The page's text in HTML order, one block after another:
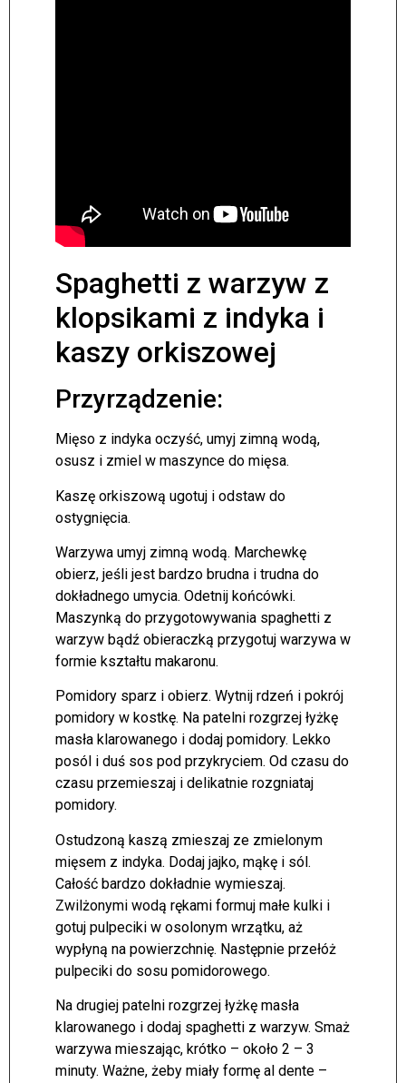
Spaghetti z warzyw z
klopsikami z indyka i
kaszy orkiszowej
Przyrządzenie:
Mięso z indyka oczyść, umyj zimną wodą,
osusz i zmiel w maszynce do mięsa.
Kaszę orkiszową ugotuj i odstaw do
ostygnięcia.
Warzywa umyj zimną wodą. Marchewkę
obierz, jeśli jest bardzo brudna i trudna do
dokładnego umycia. Odetnij końcówki.
Maszynką do przygotowywania spaghetti z
warzyw bądź obieraczką przygotuj warzywa w
formie kształtu makaronu.
Pomidory sparz i obierz. Wytnij rdzeń i pokrój
pomidory w kostkę. Na patelni rozgrzej łyżkę
masła klarowanego i dodaj pomidory. Lekko
posól i duś sos pod przykryciem. Od czasu do
czasu przemieszaj i delikatnie rozgniataj
pomidory.
Ostudzoną kaszą zmieszaj ze zmielonym
mięsem z indyka. Dodaj jajko, mąkę i sól.
Całość bardzo dokładnie wymieszaj.
Zwilżonymi wodą rękami formuj małe kulki i
gotuj pulpeciki w osolonym wrzątku, aż
wypłyną na powierzchnię. Następnie przełóż
pulpeciki do sosu pomidorowego.
Na drugiej patelni rozgrzej łyżkę masła
klarowanego i dodaj spaghetti z warzyw. Smaż
warzywa mieszając, krótko – około 2 – 3
minuty. Ważne, żeby miały formę al dente –